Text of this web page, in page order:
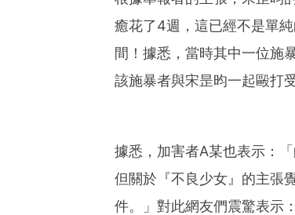
癒花了4週，這已經不是單
間！據悉，當時其中一位施
該施暴者與宋昰昀一起毆打
據悉，加害者A某也表示：
但關於『不良少女』的主張
件。」對此網友們震驚表示